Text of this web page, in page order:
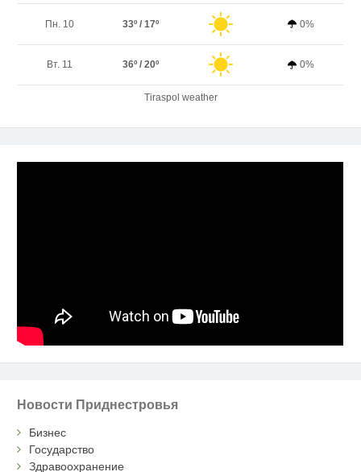
Пн. 10 33º / 17º 0%
Вт. 11 36º / 20º 0%
Tiraspol weather
Новости Приднестровья
Бизнес
Государство
Здравоохранение